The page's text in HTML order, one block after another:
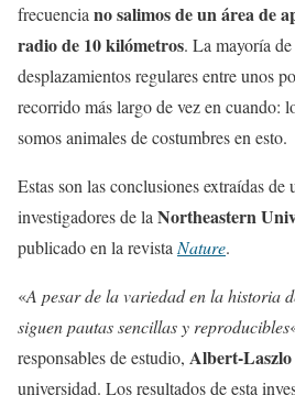
frecuencia no salimos de un área de
radio de 10 kilómetros. La mayoría de
desplazamientos regulares entre unos
recorrido más largo de vez en cuando:
somos animales de costumbres en esto.
Estas son las conclusiones extraídas
investigadores de la Northeastern
publicado en la revista Nature.
«A pesar de la variedad en la historia
siguen pautas sencillas y reproducibles
responsables de estudio, Albert-
universidad. Los resultados de esta